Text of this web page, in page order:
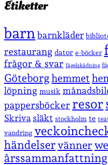
Etiketter
barnbarnkläder
restaurang dator e-böcker
frågor & svar fågelskådning
Göteborghemmet
löpning musik
pappersböcker resor
Skriva släkt stockholm te
vandring
händelservänner